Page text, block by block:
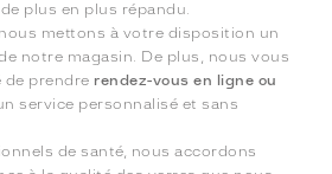
plus en plus répandu.
mettons à votre disposition un
notre magasin. De plus, nous vous
prendre rendez-vous en ligne ou
service personnalisé et sans
de santé, nous accordons